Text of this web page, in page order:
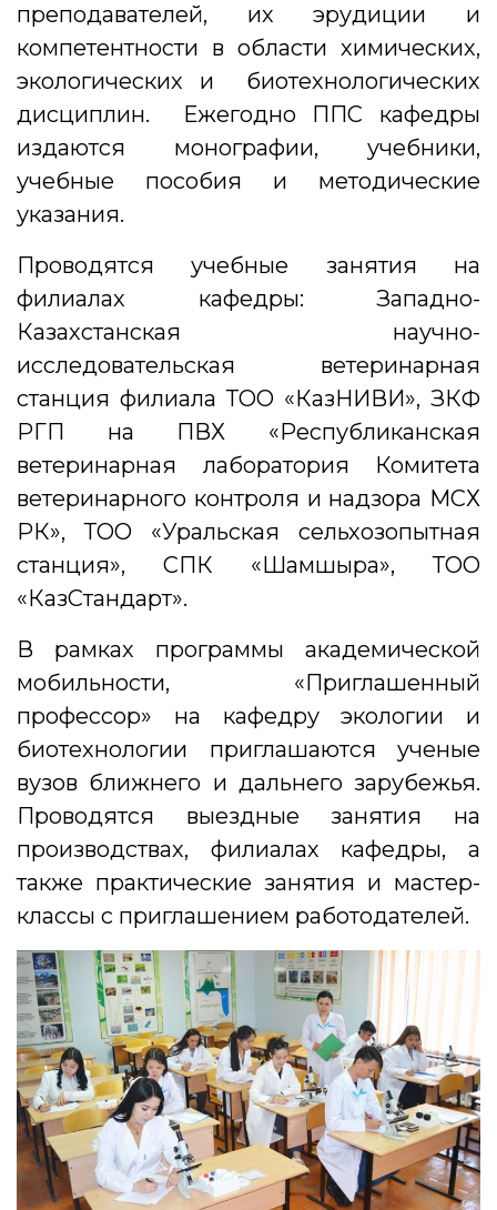
преподавателей, их эрудиции и
компетентности в области химических,
экологических и биотехнологических
дисциплин. Ежегодно ППС кафедры
издаются монографии, учебники,
учебные пособия и методические
указания.
Проводятся учебные занятия на
филиалах кафедры: Западно-
Казахстанская научно-
исследовательская ветеринарная
станция филиала ТОО «КазНИВИ», ЗКФ
РГП на ПВХ «Республиканская
ветеринарная лаборатория Комитета
ветеринарного контроля и надзора МСХ
РК», ТОО «Уральская сельхозопытная
станция», СПК «Шамшырақ», ТОО
«КазСтандарт».
В рамках программы академической
мобильности, «Приглашенный
профессор» на кафедру экологии и
биотехнологии приглашаются ученые
вузов ближнего и дальнего зарубежья.
Проводятся выездные занятия на
производствах, филиалах кафедры, а
также практические занятия и мастер-
классы с приглашением работодателей.